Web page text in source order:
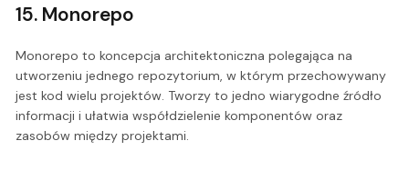
15. Monorepo
Monorepo to koncepcja architektoniczna polegająca na
utworzeniu jednego repozytorium, w którym przechowywany
jest kod wielu projektów. Tworzy to jedno wiarygodne źródło
informacji i ułatwia współdzielenie komponentów oraz
zasobów między projektami.